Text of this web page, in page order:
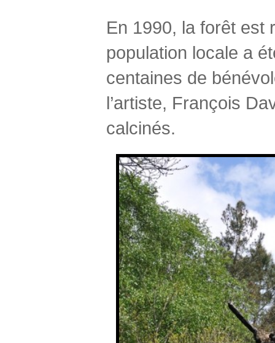
En 1990, la forêt est
population locale a
centaines de
l’artiste, François
calcinés.